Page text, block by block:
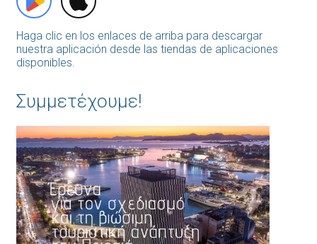
Haga clic en los enlaces de arriba para descargar
nuestra aplicación desde las tiendas de aplicaciones
disponibles.
Συμμετέχουμε!